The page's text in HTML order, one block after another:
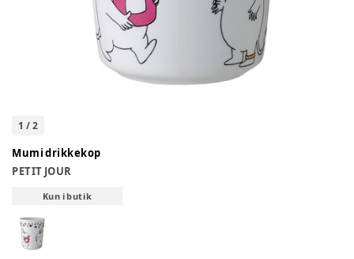
1 /2
Mumi drikkekop
PETIT JOUR
Kun i butik